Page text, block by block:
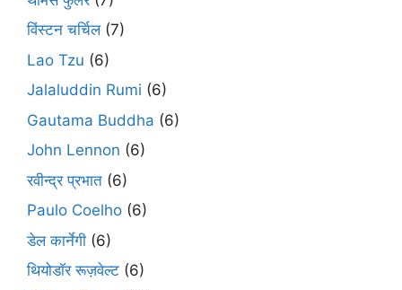
विंस्टन चर्चिल(7)
Lao Tzu (6)
Jalaluddin Rumi (6)
Gautama Buddha (6)
John Lennon (6)
रवीन्द्र प्रभात (6)
Paulo Coelho (6)
डेल कार्नेगी (6)
थियोडॉर रूज़वेल्ट (6)